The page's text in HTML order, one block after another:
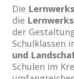
Die
die
der
Schulklassen
und
Schulen im